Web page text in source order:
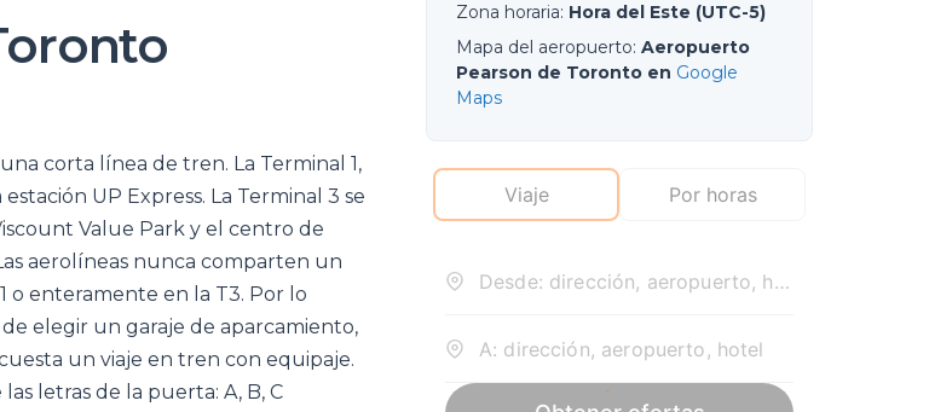
corta línea de tren. La Terminal 1,
UP Express. La Terminal 3 se
Value Park y el centro de
aerolíneas nunca comparten un
o enteramente en la T3. Por lo
elegir un garaje de aparcamiento,
un viaje en tren con equipaje.
letras de la puerta: A, B, C
Zona horaria: Hora del Este (UTC-5)
Mapa del aeropuerto: Aeropuerto
Pearson de Toronto en Google
Maps